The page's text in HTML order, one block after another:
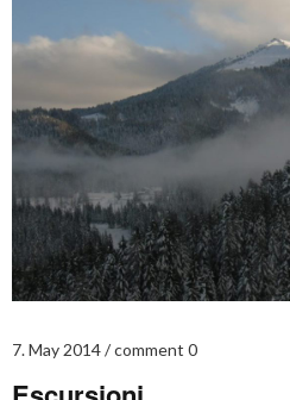
7. May 2014 comment 0